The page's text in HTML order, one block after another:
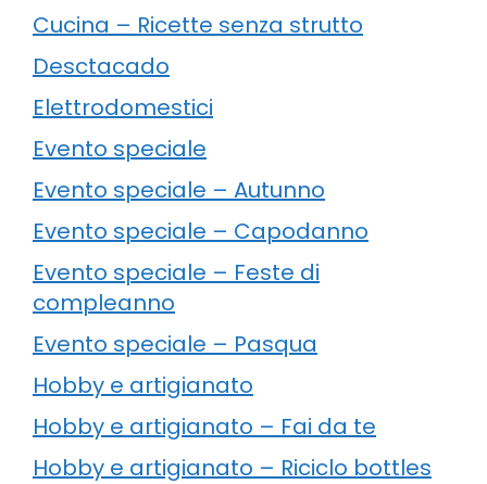
Cucina – Ricette senza strutto
Desctacado
Elettrodomestici
Evento speciale
Evento speciale – Autunno
Evento speciale – Capodanno
Evento speciale – Feste di
compleanno
Evento speciale – Pasqua
Hobby e artigianato
Hobby e artigianato – Fai da te
Hobby e artigianato – Riciclo bottles